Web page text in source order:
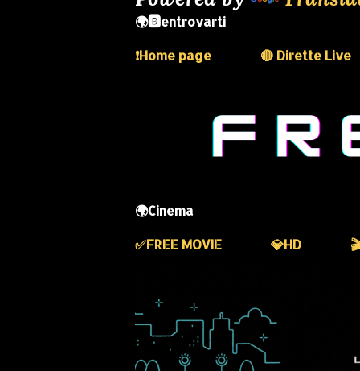
🌍🅱️entrovarti
❗️Home page
🔴 Dirette Live
🌍Cinema
✅️FREE MOVIE
💎HD